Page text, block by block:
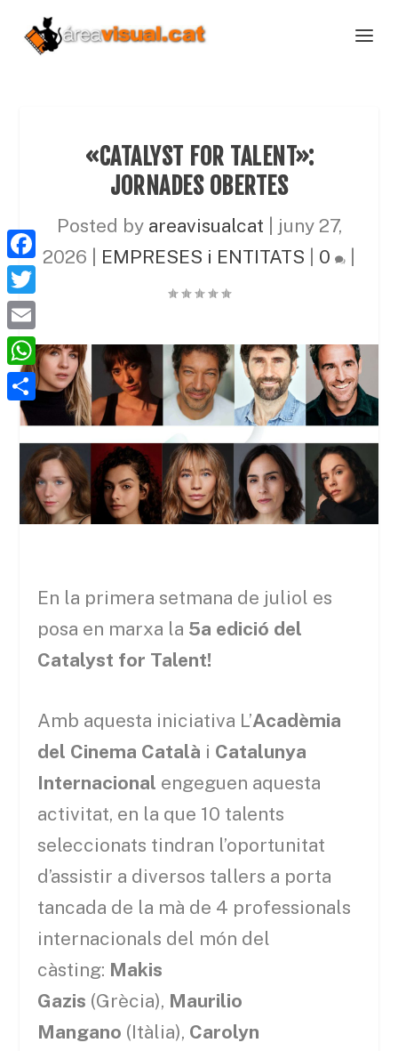
«CATALYST FOR TALENT»:
JORNADES OBERTES
Posted by areavisualcat
juny 27,
2026
EMPRESES i ENTITATS 0
En la primera setmana de juliol es
posa en marxa la 5a edició del
Catalyst for Talent!
Amb aquesta iniciativa L’Acadèmia
del Cinema Català i Catalunya
Internacional engeguen aquesta
activitat, en la que 10 talents
seleccionats tindran l’oportunitat
d’assistir a diversos tallers a porta
tancada de la mà de 4 professionals
internacionals del món del
càsting: Makis
Gazis (Grècia), Maurilio
Mangano (Itàlia), Carolyn
F
a
c
e
b
T
w
i
t
E
m
a
W
h
A